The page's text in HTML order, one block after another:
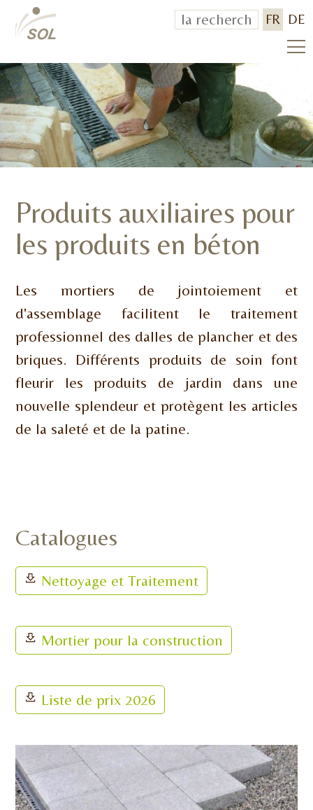
FR DE
Produits auxiliaires pour
les produits en béton
Les mortiers de jointoiement et
d'assemblage facilitent le traitement
professionnel des dalles de plancher et des
briques. Différents produits de soin font
fleurir les produits de jardin dans une
nouvelle splendeur et protègent les articles
de la saleté et de la patine.
Catalogues
Nettoyage et Traitement
Mortier pour la construction
Liste de prix 2026